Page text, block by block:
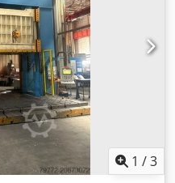
1 /3